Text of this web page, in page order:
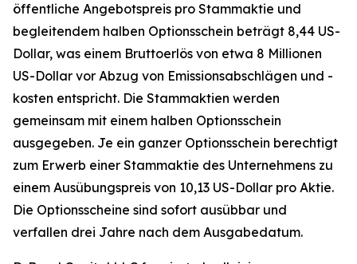
öffentliche Angebotspreis pro Stammaktie und
begleitendem halben Optionsschein beträgt 8,44 US-
Dollar, was einem Bruttoerlös von etwa 8 Millionen
US-Dollar vor Abzug von Emissionsabschlägen und -
kosten entspricht. Die Stammaktien werden
gemeinsam mit einem halben Optionsschein
ausgegeben. Je ein ganzer Optionsschein berechtigt
zum Erwerb einer Stammaktie des Unternehmens zu
einem Ausübungspreis von 10,13 US-Dollar pro Aktie.
Die Optionsscheine sind sofort ausübbar und
verfallen drei Jahre nach dem Ausgabedatum.